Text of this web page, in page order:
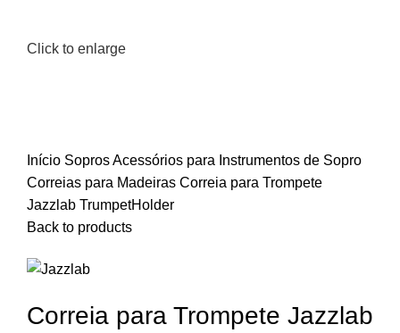
Click to enlarge
Início SoprosAcessórios para Instrumentos de Sopro
Correias para Madeiras Correia para Trompete
Jazzlab TrumpetHolder
Back to products
Correia para Trompete Jazzlab